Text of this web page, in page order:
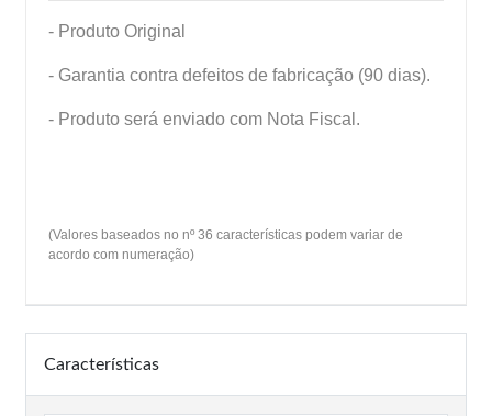
- Produto Original
- Garantia contra defeitos de fabricação (90 dias).
- Produto será enviado com Nota Fiscal.
(Valores baseados no nº 36 características podem variar de
acordo com numeração)
Características